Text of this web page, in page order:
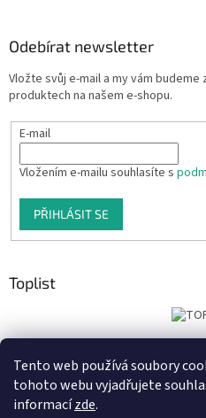
Tento web používá soubory
tohoto webu vyjadřujete
informacízde.
Odebírat newsletter
Vložte svůj e-mail a my vám
produktech na našem e-shopu.
E-mail
Vložením e-mailu souhlasíte s
PŘIHLÁSIT SE
Toplist
Tiskoteka.cz